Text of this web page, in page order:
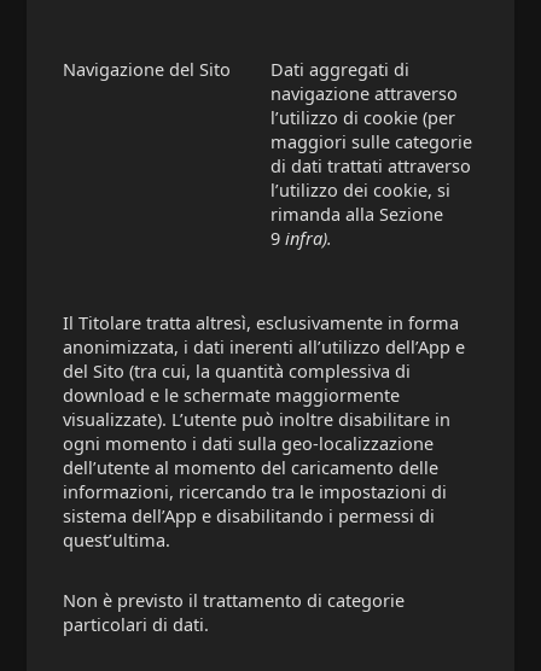
Navigazione del Sito
Dati aggregati di
navigazione attraverso
l’utilizzo di cookie (per
maggiori sulle categorie
di dati trattati attraverso
l’utilizzo dei cookie, si
rimanda alla Sezione
9 infra).
Il Titolare tratta altresì, esclusivamente in forma
anonimizzata, i dati inerenti all’utilizzo dell’App e
del Sito (tra cui, la quantità complessiva di
download e le schermate maggiormente
visualizzate). L’utente può inoltre disabilitare in
ogni momento i dati sulla geo-localizzazione
dell’utente al momento del caricamento delle
informazioni, ricercando tra le impostazioni di
sistema dell’App e disabilitando i permessi di
quest’ultima.
Non è previsto il trattamento di categorie
particolari di dati.